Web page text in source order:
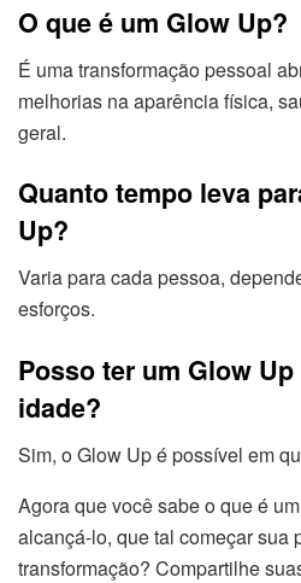
O que é um Glow Up?
É uma transformação pessoal
melhorias na aparência física,
geral.
Quanto tempo leva
Up?
Varia para cada pessoa,
esforços.
Posso ter um Glow
idade?
Sim, o Glow Up é possível em
Agora que você sabe o que é
alcançá-lo, que tal começar sua
transformação? Compartilhe